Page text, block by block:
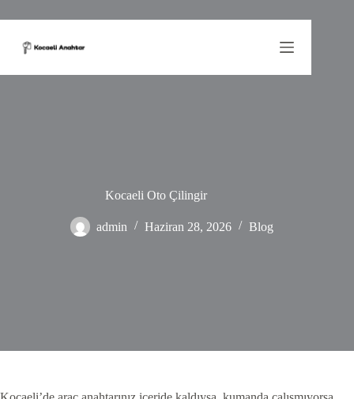
to
Kocaeli Oto Çilingir
admin Haziran 28, 2026 Blog